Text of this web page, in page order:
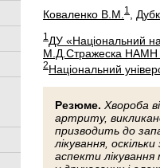
Коваленко В.М. 1
1ДУ «Національний
М.Д.Стражеска НАМН
2Національний
Резюме. Хвороба
артриту,
призводить до
лікування,
аспекти